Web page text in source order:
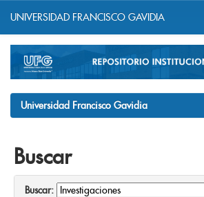
navigation
UNIVERSIDAD FRANCISCO GAVIDIA
Universidad Francisco Gavidia
Buscar
Buscar: